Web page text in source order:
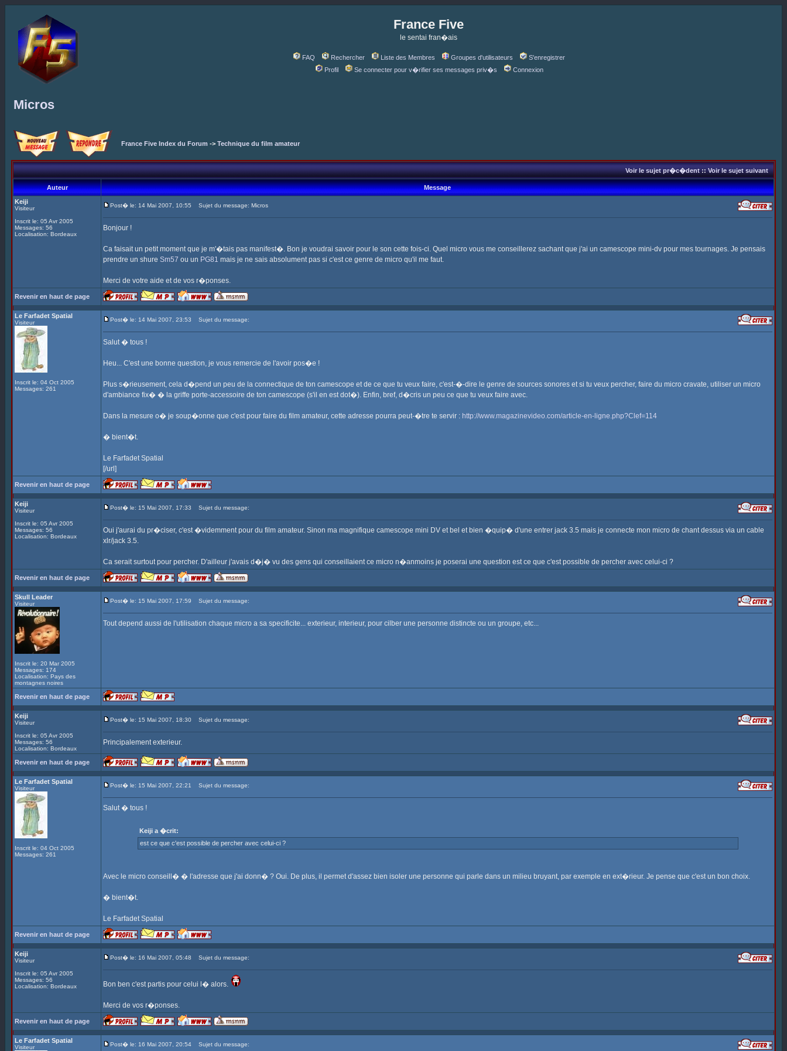
France Five
le sentai fran�ais
FAQ Rechercher Liste des Membres Groupes d'utilisateurs
S'enregistrer
Profil
Se connecter pour v�rifier ses messages priv�s Connexion
Micros
France Five Index du Forum -> Technique du film amateur
Voir le sujet pr�c�dent::Voir le sujet suivant
Auteur
Message
Keiji
Visiteur
Inscrit le: 05 Avr 2005
Messages: 56
Localisation: Bordeaux
Post� le: 14 Mai 2007, 10:55 Sujet du message: Micros
Bonjour !
Ca faisait un petit moment que je m'�tais pas manifest�. Bon je voudrai savoir pour le son cette fois-ci. Quel micro vous me conseillerez sachant que j'ai un camescope mini-dv pour mes tournages. Je pensais
prendre un shure Sm57 ou un PG81 mais je ne sais absolument pas si c'est ce genre de micro qu'il me faut.
Merci de votre aide et de vos r�ponses.
Revenir en haut de page
Le Farfadet Spatial
Visiteur
Inscrit le: 04 Oct 2005
Messages: 261
Post� le: 14 Mai 2007, 23:53 Sujet du message:
Salut � tous !
Heu... C'est une bonne question, je vous remercie de l'avoir pos�e !
Plus s�rieusement, cela d�pend un peu de la connectique de ton camescope et de ce que tu veux faire, c'est-�-dire le genre de sources sonores et si tu veux percher, faire du micro cravate, utiliser un micro
d'ambiance fix� � la griffe porte-accessoire de ton camescope (s'il en est dot�). Enfin, bref, d�cris un peu ce que tu veux faire avec.
Dans la mesure o� je soup�onne que c'est pour faire du film amateur, cette adresse pourra peut-�tre te servir : http://www.magazinevideo.com/article-en-ligne.php?Clef=114
� bient�t.
Le Farfadet Spatial
[/url]
Revenir en haut de page
Keiji
Visiteur
Inscrit le: 05 Avr 2005
Messages: 56
Localisation: Bordeaux
Post� le: 15 Mai 2007, 17:33 Sujet du message:
Oui j'aurai du pr�ciser, c'est �videmment pour du film amateur. Sinon ma magnifique camescope mini DV et bel et bien �quip� d'une entrer jack 3.5 mais je connecte mon micro de chant dessus via un cable
xlr/jack 3.5.
Ca serait surtout pour percher. D'ailleur j'avais d�j� vu des gens qui conseillaient ce micro n�anmoins je poserai une question est ce que c'est possible de percher avec celui-ci ?
Revenir en haut de page
Skull Leader
Visiteur
Inscrit le: 20 Mar 2005
Messages: 174
Localisation: Pays des
montagnes noires
Post� le: 15 Mai 2007, 17:59 Sujet du message:
Tout depend aussi de l'utilisation chaque micro a sa specificite... exterieur, interieur, pour cilber une personne distincte ou un groupe, etc...
Revenir en haut de page
Keiji
Visiteur
Inscrit le: 05 Avr 2005
Messages: 56
Localisation: Bordeaux
Post� le: 15 Mai 2007, 18:30 Sujet du message:
Principalement exterieur.
Revenir en haut de page
Le Farfadet Spatial
Visiteur
Inscrit le: 04 Oct 2005
Messages: 261
Post� le: 15 Mai 2007, 22:21 Sujet du message:
Salut � tous !
Keiji a �crit:
est ce que c'est possible de percher avec celui-ci ?
Avec le micro conseill� � l'adresse que j'ai donn� ? Oui. De plus, il permet d'assez bien isoler une personne qui parle dans un milieu bruyant, par exemple en ext�rieur. Je pense que c'est un bon choix.
� bient�t.
Le Farfadet Spatial
Revenir en haut de page
Keiji
Visiteur
Inscrit le: 05 Avr 2005
Messages: 56
Localisation: Bordeaux
Post� le: 16 Mai 2007, 05:48 Sujet du message:
Bon ben c'est partis pour celui l� alors.
Merci de vos r�ponses.
Revenir en haut de page
Le Farfadet Spatial
Visiteur Post� le: 16 Mai 2007, 20:54 Sujet du message: